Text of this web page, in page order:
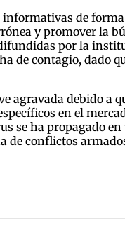
de
y promover la
por la
de contagio,
agravada debido a
en el
se ha propagado
de conflictos